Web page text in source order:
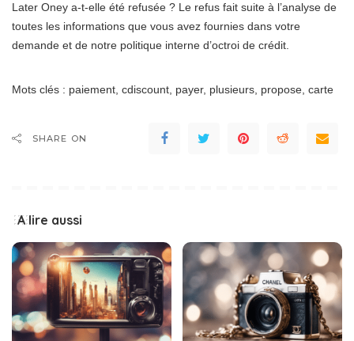
Later Oney a-t-elle été refusée ? Le refus fait suite à l’analyse de
toutes les informations que vous avez fournies dans votre
demande et de notre politique interne d’octroi de crédit.
Mots clés : paiement, cdiscount, payer, plusieurs, propose, carte
SHARE ON
A lire aussi